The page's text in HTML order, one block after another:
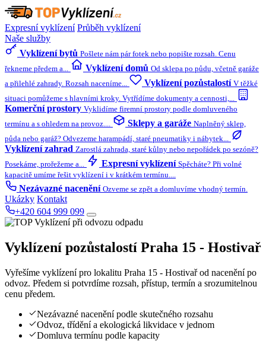
Expresní vyklízení Průběh vyklízení
Naše služby
Vyklízení bytů Pošlete nám pár fotek nebo popište rozsah. Cenu
řekneme předem a...
Vyklízení domů Od sklepa po půdu, včetně garáže
a přilehlé zahrady. Rozsah naceníme...
Vyklízení pozůstalostí V těžké
situaci pomůžeme s hlavními kroky. Vytřídíme dokumenty a cennosti,...
Komerční prostory Vyklidíme firemní prostory podle domluveného
termínu a s ohledem na provoz....
Sklepy a garáže Naplněný sklep,
půda nebo garáž? Odvezeme harampádí, staré pneumatiky i nábytek...
Vyklízení zahrad Zarostlá zahrada, staré kůlny nebo nepořádek po sezóně?
Posekáme, prořežeme a...
Expresní vyklízení Spěcháte? Při volné
kapacitě umíme řešit vyklízení i v krátkém termínu....
Nezávazné nacenění Ozveme se zpět a domluvíme vhodný termín.
Ukázky Kontakt
+420 604 999 099
Vyklízení pozůstalostí Praha 15 - Hostivař
Vyřešíme vyklízení pro lokalitu Praha 15 - Hostivař od nacenění po
odvoz. Předem si potvrdíme rozsah, přístup, termín a srozumitelnou
cenu předem.
Nezávazné nacenění podle skutečného rozsahu
Odvoz, třídění a ekologická likvidace v jednom
Domluva termínu podle kapacity